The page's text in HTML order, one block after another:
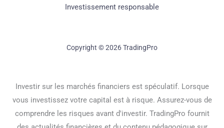
Investissement responsable
Copyright © 2026 TradingPro
Investir sur les marchés financiers est spéculatif. Lorsque
vous investissez votre capital est à risque. Assurez-vous de
comprendre les risques avant d'investir. TradingPro fournit